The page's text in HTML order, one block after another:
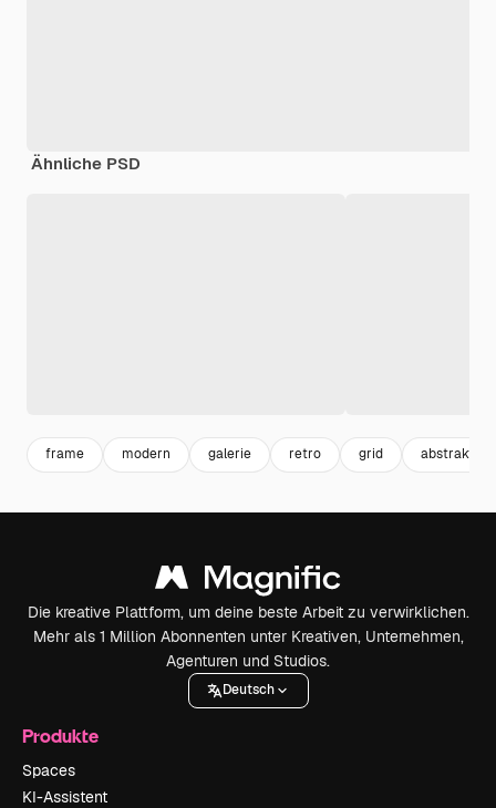
Ähnliche PSD
frame modern galerie retro grid abstrakt
Die kreative Plattform, um deine beste Arbeit zu verwirklichen.
Mehr als 1 Million Abonnenten unter Kreativen, Unternehmen,
Agenturen und Studios.
Deutsch
Produkte
Spaces
KI-Assistent